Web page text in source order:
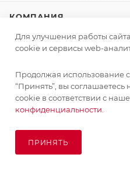
КОМПАНИЯ
ИНФОРМАЦИЯ
ПОМОЩЬ
ПОДПИСАТЬСЯ НА
Для улучшения работы
cookie и сервисы web-
Продолжая использование
“Принять”, вы
cookie в соответствии с
конфиденциальности.
ПРИНЯТЬ